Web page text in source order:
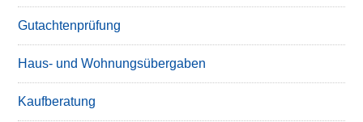
Gutachtenprüfung
Haus- und Wohnungsübergaben
Kaufberatung